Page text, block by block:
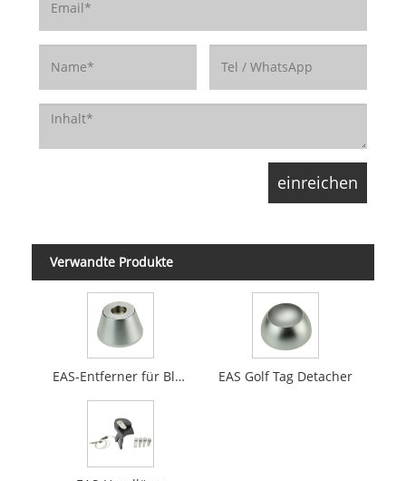
Verwandte Produkte
EAS-Entferner für Bleistiftanhänger EAS Golf Tag Detacher